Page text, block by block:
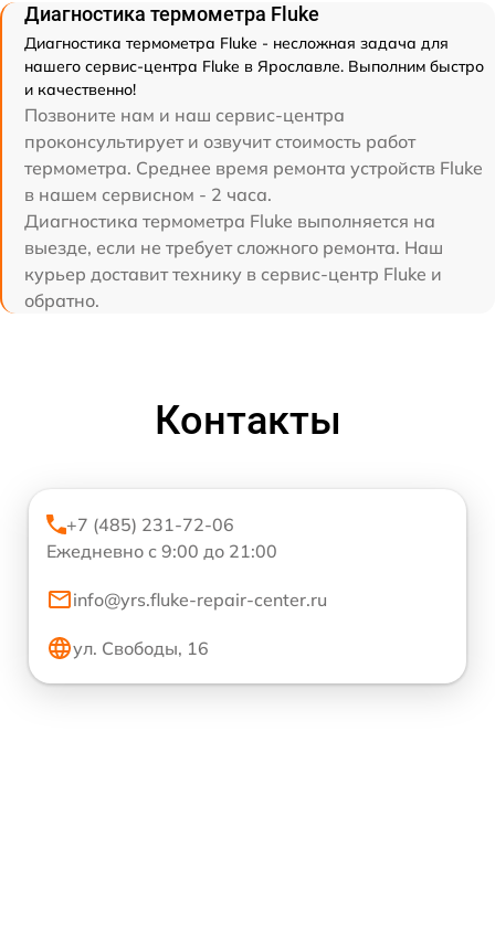
Диагностика термометра Fluke
Диагностика термометра Fluke - несложная задача для
нашего сервис-центра Fluke в Ярославле. Выполним быстро
и качественно!
Позвоните нам и наш сервис-центра
проконсультирует и озвучит стоимость работ
термометра. Среднее время ремонта устройств Fluke
в нашем сервисном - 2 часа.
Диагностика термометра Fluke выполняется на
выезде, если не требует сложного ремонта. Наш
курьер доставит технику в сервис-центр Fluke и
обратно.
Контакты
+7 (485) 231-72-06
Ежедневно с 9:00 до 21:00
info@yrs.fluke-repair-center.ru
ул. Свободы, 16